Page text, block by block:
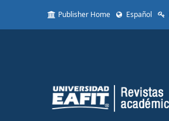
to
Content
Sidebar
Publisher Home Español